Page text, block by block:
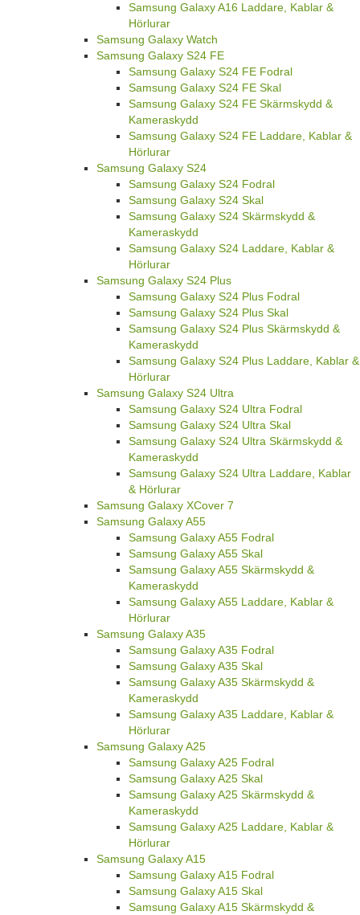
Samsung Galaxy A16 Laddare, Kablar &
Hörlurar
Samsung Galaxy Watch
Samsung Galaxy S24 FE
Samsung Galaxy S24 FE Fodral
Samsung Galaxy S24 FE Skal
Samsung Galaxy S24 FE Skärmskydd &
Kameraskydd
Samsung Galaxy S24 FE Laddare, Kablar &
Hörlurar
Samsung Galaxy S24
Samsung Galaxy S24 Fodral
Samsung Galaxy S24 Skal
Samsung Galaxy S24 Skärmskydd &
Kameraskydd
Samsung Galaxy S24 Laddare, Kablar &
Hörlurar
Samsung Galaxy S24 Plus
Samsung Galaxy S24 Plus Fodral
Samsung Galaxy S24 Plus Skal
Samsung Galaxy S24 Plus Skärmskydd &
Kameraskydd
Samsung Galaxy S24 Plus Laddare, Kablar &
Hörlurar
Samsung Galaxy S24 Ultra
Samsung Galaxy S24 Ultra Fodral
Samsung Galaxy S24 Ultra Skal
Samsung Galaxy S24 Ultra Skärmskydd &
Kameraskydd
Samsung Galaxy S24 Ultra Laddare, Kablar
& Hörlurar
Samsung Galaxy XCover 7
Samsung Galaxy A55
Samsung Galaxy A55 Fodral
Samsung Galaxy A55 Skal
Samsung Galaxy A55 Skärmskydd &
Kameraskydd
Samsung Galaxy A55 Laddare, Kablar &
Hörlurar
Samsung Galaxy A35
Samsung Galaxy A35 Fodral
Samsung Galaxy A35 Skal
Samsung Galaxy A35 Skärmskydd &
Kameraskydd
Samsung Galaxy A35 Laddare, Kablar &
Hörlurar
Samsung Galaxy A25
Samsung Galaxy A25 Fodral
Samsung Galaxy A25 Skal
Samsung Galaxy A25 Skärmskydd &
Kameraskydd
Samsung Galaxy A25 Laddare, Kablar &
Hörlurar
Samsung Galaxy A15
Samsung Galaxy A15 Fodral
Samsung Galaxy A15 Skal
Samsung Galaxy A15 Skärmskydd &